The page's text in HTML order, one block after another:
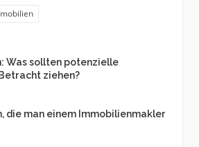
Was sollten potenzielle
ziehen?
die man einem Immobilienmakler